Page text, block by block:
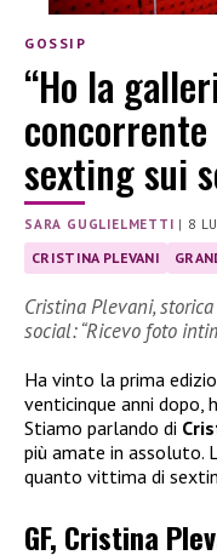
GOSSIP
“Ho la
sexting sui
SARA GUGLIELMETTI | 8
CRISTINA PLEVANI
Cristina Plevani,
social: “Ricevo foto
Ha vinto la prima
venticinque anni dopo,
Stiamo parlando di
più amate in assoluto.
quanto vittima di
GF, Cristina